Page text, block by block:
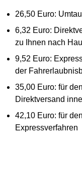
26,50 Euro:
6,32 Euro:
zu Ihnen nach
9,52 Euro:
der
35,00 Euro: für
Direktversand
42,10 Euro: für
Expressverfahren